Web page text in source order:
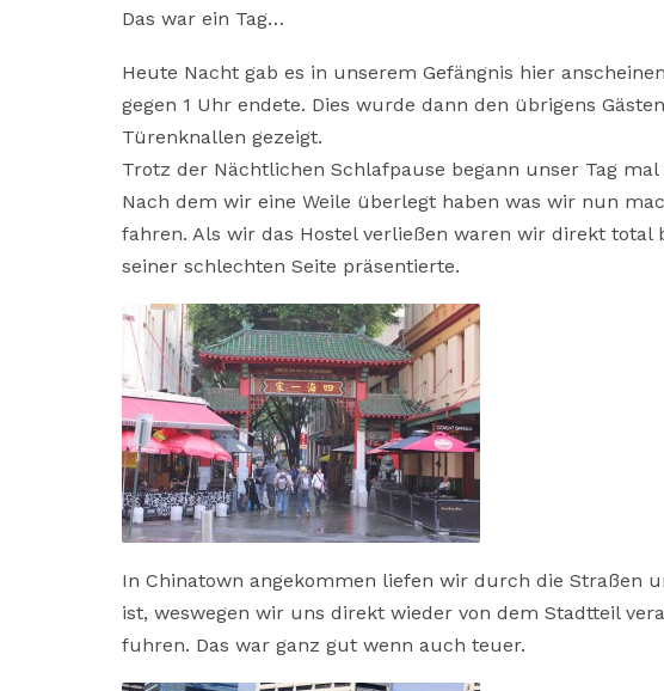
Das war ein Tag…
Heute Nacht gab es in unserem Gefängnis hier
gegen 1 Uhr endete. Dies wurde dann den übrigens
Türenknallen gezeigt.
Trotz der Nächtlichen Schlafpause begann unser Tag mal
Nach dem wir eine Weile überlegt haben was wir nun
fahren. Als wir das Hostel verließen waren wir direkt total
seiner schlechten Seite präsentierte.
In Chinatown angekommen liefen wir durch die Straßen
ist, weswegen wir uns direkt wieder von dem Stadtteil
fuhren. Das war ganz gut wenn auch teuer.